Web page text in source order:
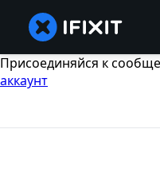
Присоединяйся к
аккаунт